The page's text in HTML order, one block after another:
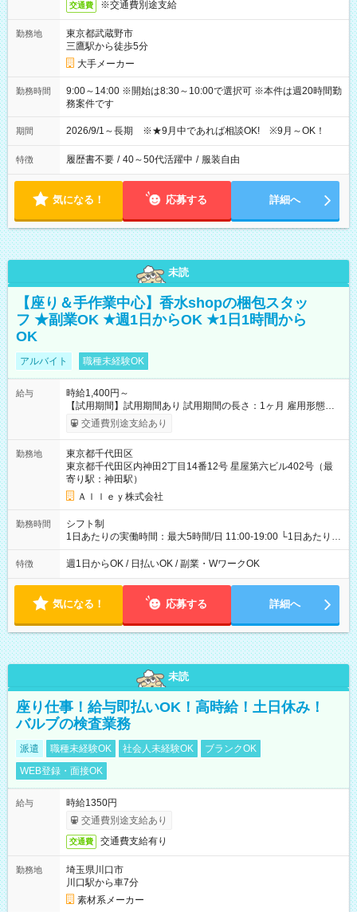
交通費 ※交通費別途支給
勤務地
東京都武蔵野市
三鷹駅から徒歩5分
大手メーカー
勤務時間
9:00～14:00 ※開始は8:30～10:00で選択可 ※本件は週20時間勤
務案件です
期間 2026/9/1～長期 ※★9月中であれば相談OK! ※9月～OK！
特徴 履歴書不要 / 40～50代活躍中 / 服装自由
気になる！ 応募する 詳細へ
未読
【座り＆手作業中心】香水shopの梱包スタッ
フ ★副業OK ★週1日からOK ★1日1時間から
OK
アルバイト 職種未経験OK
給与
時給1,400円～
【試用期間】試用期間あり 試用期間の長さ：1ヶ月 雇用形態、
給与は本採用時と同じです。
交通費別途支給あり
勤務地
東京都千代田区
東京都千代田区内神田2丁目14番12号 星屋第六ビル402号（最
寄り駅：神田駅）
Ａｌｌｅｙ株式会社
勤務時間
シフト制
1日あたりの実働時間：最大5時間/日 11:00-19:00 └1日あたりの
実働時間：1-5時間 └上記の時間帯内であれば、いつでも勤務可
能！ └平日・土曜日の中で、お好きな曜日でご勤務いただけま
18:00 などのように、自由な働き方が可能なお仕事です！
特徴 週1日からOK / 日払いOK / 副業・WワークOK
気になる！ 応募する 詳細へ
未読
座り仕事！給与即払いOK！高時給！土日休み！
バルブの検査業務
派遣 職種未経験OK 社会人未経験OK
ブランクOK
WEB登録・面接OK
給与
時給1350円
交通費別途支給あり
交通費 交通費支給有り
勤務地
埼玉県川口市
川口駅から車7分
素材系メーカー